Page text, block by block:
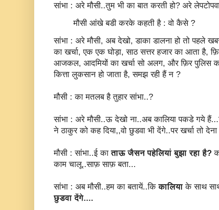
सांभा : अरे मौसी..तुम भी का बात करती हो? अरे
मौसी आंखे बडी करके कहती है : वो कैसे ?
सांभा : अरे मौसी, अब देखो, डाका डालना हो तो पहले
का खर्चा, एक एक घोड़ा, साठ सत्तर हजार का आता है,
आजकल, आदमियों का खर्चा सो अलग, और फ़िर पुलिस
कित्ता लुकसान हो जाता है, समझ रही हैं न ?
मौसी : का मतलब है तुहार सांभा..?
सांभा : अरे मौसी..ऊ देखो ना..अब कालिया पकडे गये
ने ठाकुर को कह दिया,,वो छुडवा भी देंगे..पर खर्चा तो
मौसी : सांभा..ई काताऊ जैसन पहेलियां बुझा रहा है?
काम चालू..साफ़ साफ़ बता...
सांभा : अब मौसी..हम का बतायें..किकालियाके साथ
छुडवा देंगे....